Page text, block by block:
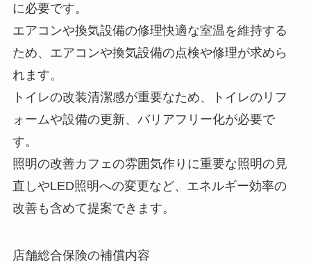
に必要です。
エアコンや換気設備の修理快適な室温を維持する
ため、エアコンや換気設備の点検や修理が求めら
れます。
トイレの改装清潔感が重要なため、トイレのリフ
ォームや設備の更新、バリアフリー化が必要で
す。
照明の改善カフェの雰囲気作りに重要な照明の見
直しやLED照明への変更など、エネルギー効率の
改善も含めて提案できます。
店舗総合保険の補償内容